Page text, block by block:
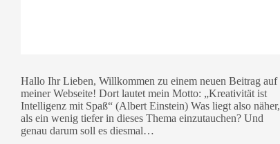
Hallo Ihr Lieben, Willkommen zu einem neuen Beitrag auf
meiner Webseite! Dort lautet mein Motto: „Kreativität ist
Intelligenz mit Spaß“ (Albert Einstein) Was liegt also näher,
als ein wenig tiefer in dieses Thema einzutauchen? Und
genau darum soll es diesmal…